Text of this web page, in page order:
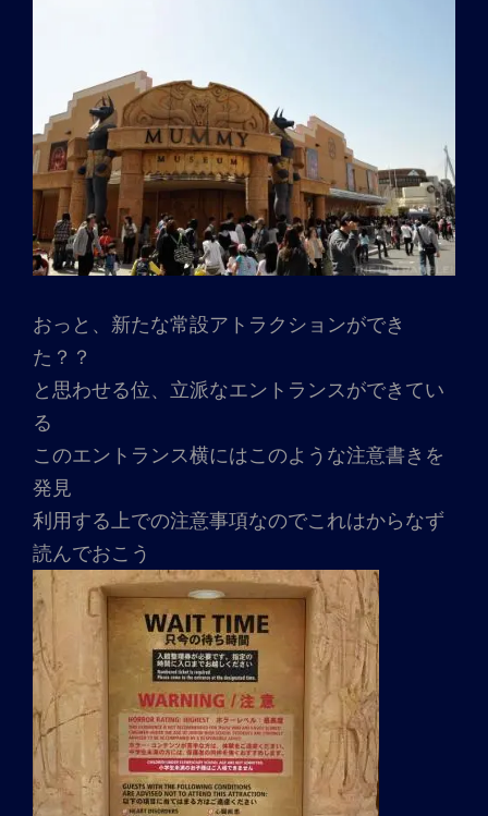
おっと、新たな常設アトラクションができ
た？？
と思わせる位、立派なエントランスができてい
る
このエントランス横にはこのような注意書きを
発見
利用する上での注意事項なのでこれはからなず
読んでおこう